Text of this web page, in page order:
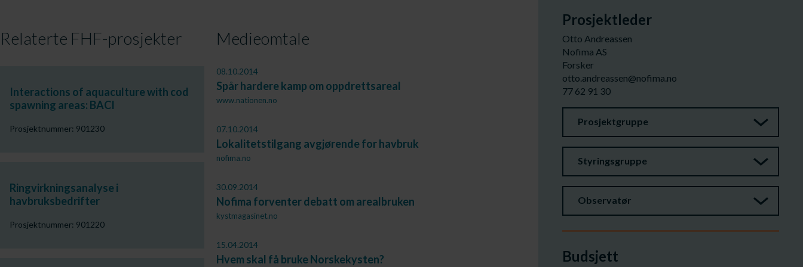
Relaterte FHF-prosjekter
Interactions of aquaculture with cod
spawning areas: BACI
Prosjektnummer: 901230
Ringvirkningsanalyse i
havbruksbedrifter
Prosjektnummer: 901220
Medieomtale
08.10.2014
Spår hardere kamp om oppdrettsareal
www.nationen.no
07.10.2014
Lokalitetstilgang avgjørende for havbruk
nofima.no
30.09.2014
Nofima forventer debatt om arealbruken
kystmagasinet.no
15.04.2014
Hvem skal få bruke Norskekysten?
Prosjektleder
Otto Andreassen
Nofima AS
Forsker
otto.andreassen@nofima.no
77 62 91 30
Prosjektgruppe
Styringsgruppe
Observatør
Budsjett